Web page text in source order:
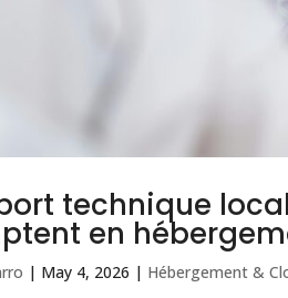
technique
en
| May 4, 2026 | Hébergement &